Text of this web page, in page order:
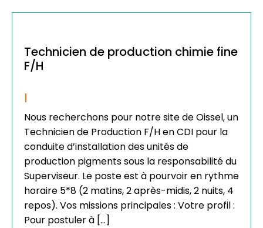
Technicien de production chimie fine
F/H
|
Nous recherchons pour notre site de Oissel, un
Technicien de Production F/H en CDI pour la
conduite d’installation des unités de
production pigments sous la responsabilité du
Superviseur. Le poste est à pourvoir en rythme
horaire 5*8 (2 matins, 2 après-midis, 2 nuits, 4
repos). Vos missions principales : Votre profil :
Pour postuler à […]